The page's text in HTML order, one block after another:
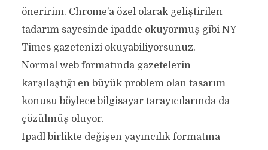
öneririm. Chrome’a özel olarak geliştirilen
tadarım sayesinde ipadde okuyormuş gibi NY
Times gazetenizi okuyabiliyorsunuz.
Normal web formatında gazetelerin
karşılaştığı en büyük problem olan tasarım
konusu böylece bilgisayar tarayıcılarında da
çözülmüş oluyor.
Ipadl birlikte değişen yayıncılık formatına